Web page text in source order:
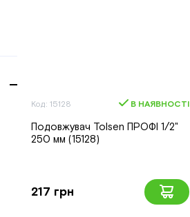
Код: 15128 В НАЯВНОСТІ
Подовжувач Tolsen ПРОФІ 1/2"
250 мм (15128)
217 грн